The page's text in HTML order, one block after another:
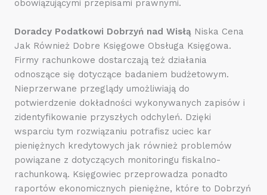
obowiązującymi przepisami prawnymi.
Doradcy Podatkowi Dobrzyń nad Wisłą Niska Cena
Jak Również Dobre Księgowe Obsługa Księgowa.
Firmy rachunkowe dostarczają też działania
odnoszące się dotyczące badaniem budżetowym.
Nieprzerwane przeglądy umożliwiają do
potwierdzenie dokładności wykonywanych zapisów i
zidentyfikowanie przyszłych odchyleń. Dzięki
wsparciu tym rozwiązaniu potrafisz uciec kar
pieniężnych kredytowych jak również problemów
powiązane z dotyczących monitoringu fiskalno-
rachunkową. Księgowiec przeprowadza ponadto
raportów ekonomicznych pieniężne, które to Dobrzyń